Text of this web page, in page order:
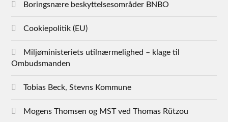
Boringsnære beskyttelsesområder BNBO
Cookiepolitik (EU)
Miljøministeriets utilnærmelighed – klage til
Ombudsmanden
Tobias Beck, Stevns Kommune
Mogens Thomsen og MST ved Thomas Rützou